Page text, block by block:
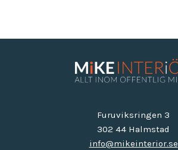
Furuviksringen 3
302 44 Halmstad
info@mikeinterior.se